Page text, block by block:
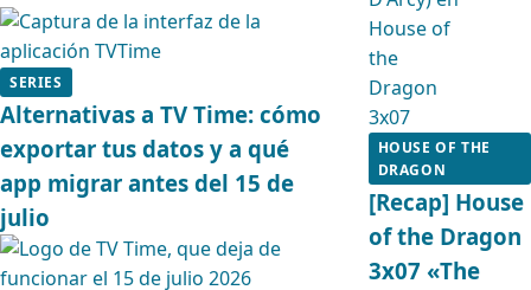
SERIES
Alternativas a TV Time: cómo
exportar tus datos y a qué
app migrar antes del 15 de
julio
HOUSE OF THE
DRAGON
[Recap] House
of the Dragon
3x07 «The